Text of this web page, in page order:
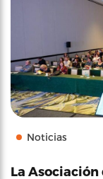
Noticias
La